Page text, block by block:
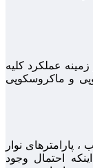
عملکرد کلیه
و ماکروسکوپی
نوار
احتمال وجود